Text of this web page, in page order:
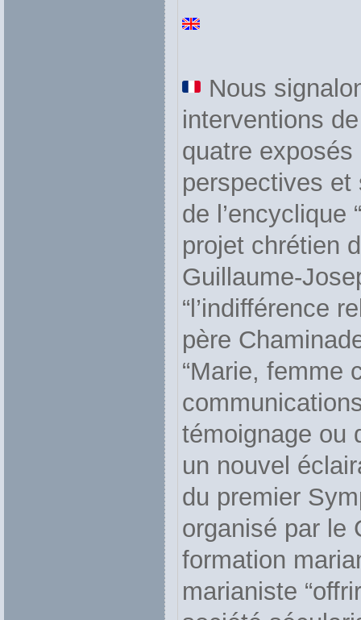
Nous
interventions
quatre
perspectives et
de l’encyclique
projet chrétien
Guillaume-
“l’indifférence
père
“Marie, femme
témoignage ou
un nouvel
du premier
organisé par le
formation
marianiste